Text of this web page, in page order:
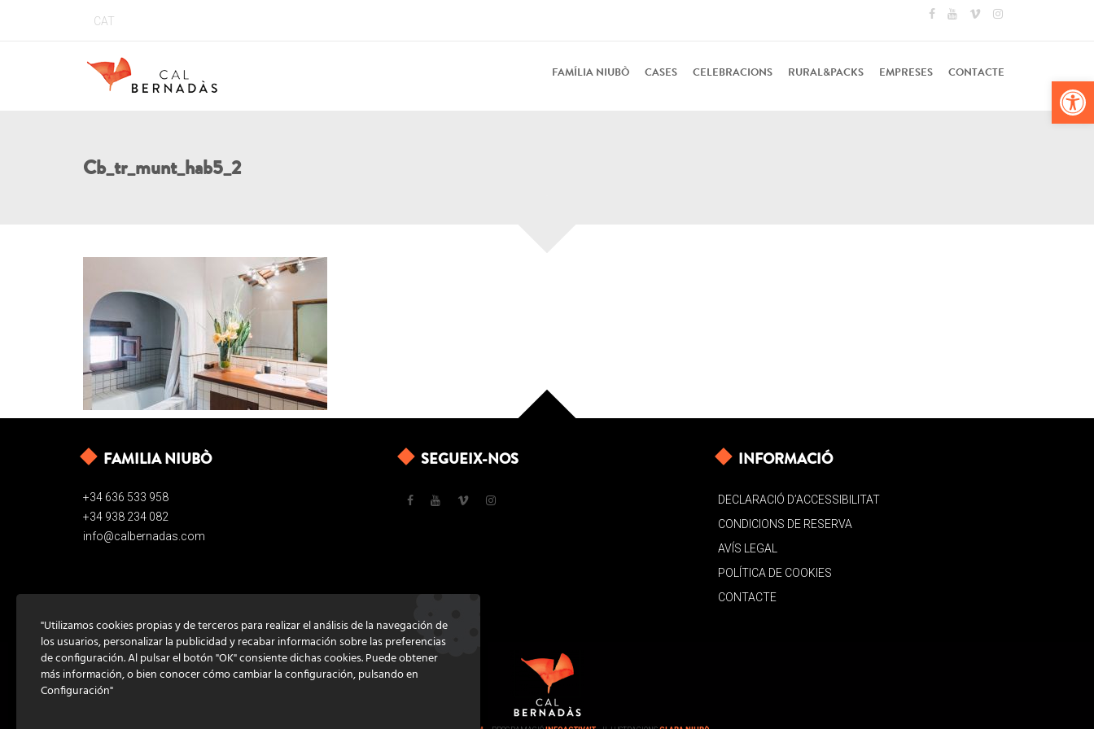
CAT
FAMÍLIA NIUBÒ CASES CELEBRACIONS RURAL&PACKS EMPRESES CONTACTE
Cb_tr_munt_hab5_2
FAMILIA NIUBÒ
+34 636 533 958
+34 938 234 082
info@calbernadas.com
SEGUEIX-NOS INFORMACIÓ
DECLARACIÓ D’ACCESSIBILITAT
CONDICIONS DE RESERVA
AVÍS LEGAL
POLÍTICA DE COOKIES
CONTACTE
"Utilizamos cookies propias y de terceros para realizar el análisis de la navegación de
los usuarios, personalizar la publicidad y recabar información sobre las preferencias
de configuración. Al pulsar el botón "OK" consiente dichas cookies. Puede obtener
más información, o bien conocer cómo cambiar la configuración, pulsando en
Configuración"